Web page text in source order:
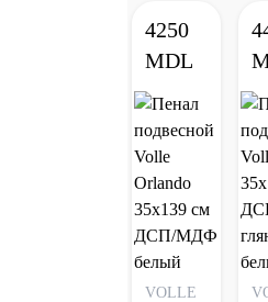
раковины
IMPRESE
LIDICE
4250
MDL
VOLLE